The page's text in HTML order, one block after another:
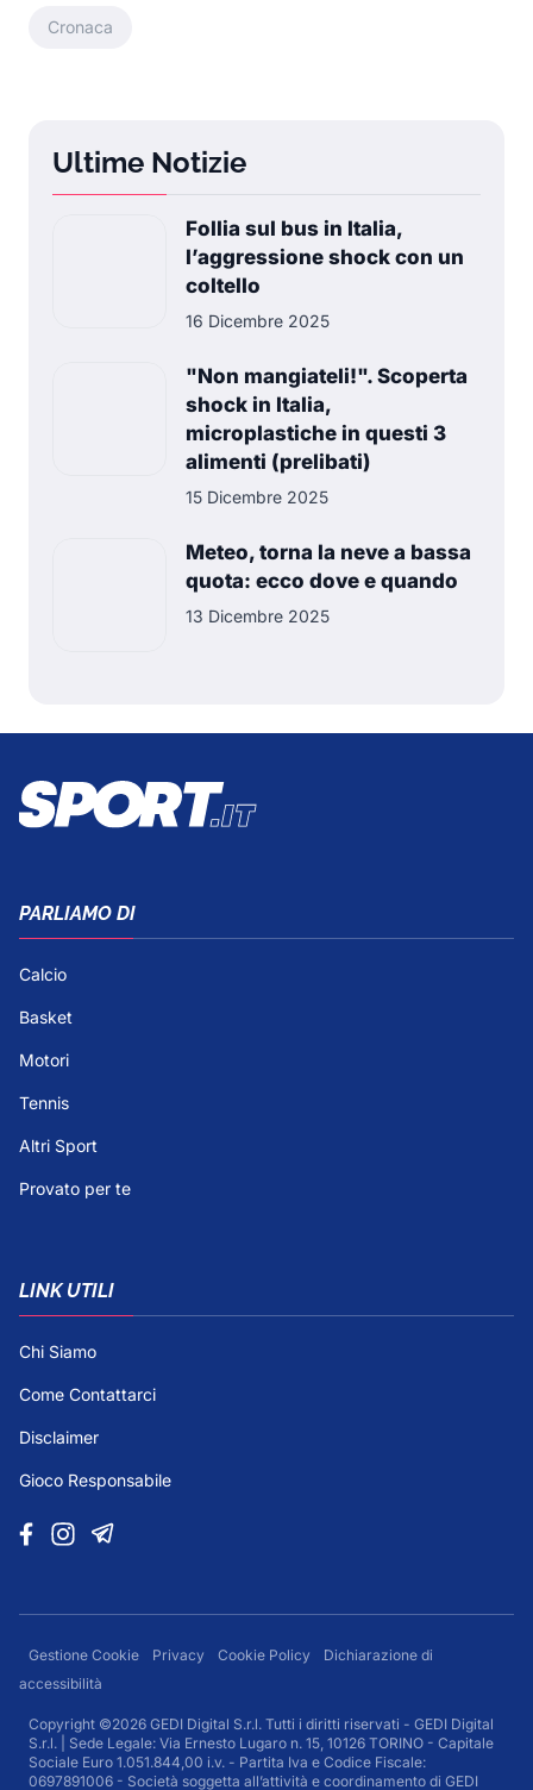
Cronaca
Ultime Notizie
Follia sul bus in Italia,
l’aggressione shock con un
coltello
16 Dicembre 2025
"Non mangiateli!". Scoperta
shock in Italia,
microplastiche in questi 3
alimenti (prelibati)
15 Dicembre 2025
Meteo, torna la neve a bassa
quota: ecco dove e quando
13 Dicembre 2025
PARLIAMO DI
Calcio
Basket
Motori
Tennis
Altri Sport
Provato per te
LINK UTILI
Chi Siamo
Come Contattarci
Disclaimer
Gioco Responsabile
Gestione Cookie Privacy Cookie Policy
Dichiarazione di
accessibilità
Copyright ©2026 GEDI Digital S.r.l. Tutti i diritti riservati - GEDI Digital
S.r.l. | Sede Legale: Via Ernesto Lugaro n. 15, 10126 TORINO - Capitale
Sociale Euro 1.051.844,00 i.v. - Partita Iva e Codice Fiscale:
0697891006 - Società soggetta all’attività e coordinamento di GEDI